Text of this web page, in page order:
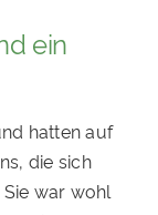
ein
hatten auf
die sich
war wohl